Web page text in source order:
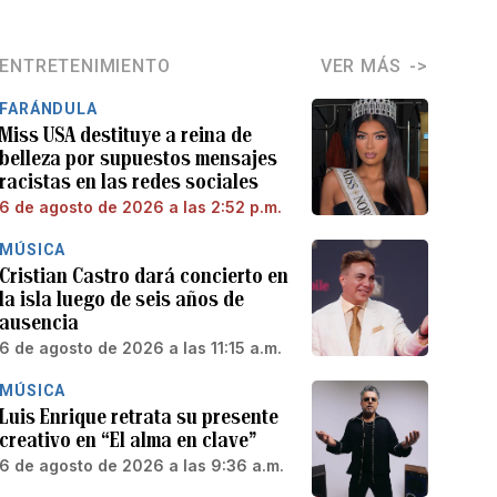
ENTRETENIMIENTO VER MÁS
FARÁNDULA
Miss USA destituye a reina de
belleza por supuestos mensajes
racistas en las redes sociales
6 de agosto de 2026 a las 2:52 p.m.
MÚSICA
Cristian Castro dará concierto en
la isla luego de seis años de
ausencia
6 de agosto de 2026 a las 11:15 a.m.
MÚSICA
Luis Enrique retrata su presente
creativo en “El alma en clave”
6 de agosto de 2026 a las 9:36 a.m.